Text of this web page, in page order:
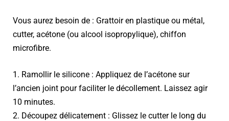
Vous aurez besoin de : Grattoir en plastique ou métal,
cutter, acétone (ou alcool isopropylique), chiffon
microfibre.
1. Ramollir le silicone : Appliquez de l’acétone sur
l’ancien joint pour faciliter le décollement. Laissez agir
10 minutes.
2. Découpez délicatement : Glissez le cutter le long du